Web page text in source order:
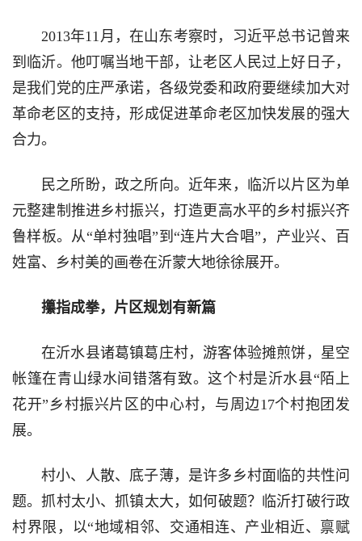
2013年11月，在山东考察时，习近平总书记曾来
到临沂。他叮嘱当地干部，让老区人民过上好日子，
是我们党的庄严承诺，各级党委和政府要继续加大对
革命老区的支持，形成促进革命老区加快发展的强大
合力。
民之所盼，政之所向。近年来，临沂以片区为单
元整建制推进乡村振兴，打造更高水平的乡村振兴齐
鲁样板。从“单村独唱”到“连片大合唱”，产业兴、百
姓富、乡村美的画卷在沂蒙大地徐徐展开。
攥指成拳，片区规划有新篇
在沂水县诸葛镇葛庄村，游客体验摊煎饼，星空
帐篷在青山绿水间错落有致。这个村是沂水县“陌上
花开”乡村振兴片区的中心村，与周边17个村抱团发
展。
村小、人散、底子薄，是许多乡村面临的共性问
题。抓村太小、抓镇太大，如何破题？临沂打破行政
村界限，以“地域相邻、交通相连、产业相近、禀赋